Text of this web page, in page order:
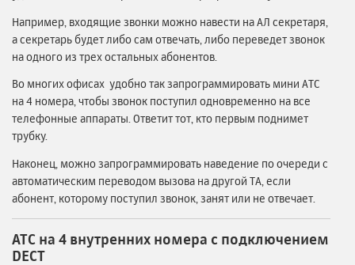
Например, входящие звонки можно навести на АЛ секретаря,
а секретарь будет либо сам отвечать, либо переведет звонок
на одного из трех остальных абонентов.
Во многих офисах удобно так запрограммировать мини АТС
на 4 номера, чтобы звонок поступил одновременно на все
телефонные аппараты. Ответит тот, кто первым поднимет
трубку.
Наконец, можно запрограммировать наведение по очереди с
автоматическим переводом вызова на другой ТА, если
абонент, которому поступил звонок, занят или не отвечает.
АТС на 4 внутренних номера с подключением
DECT